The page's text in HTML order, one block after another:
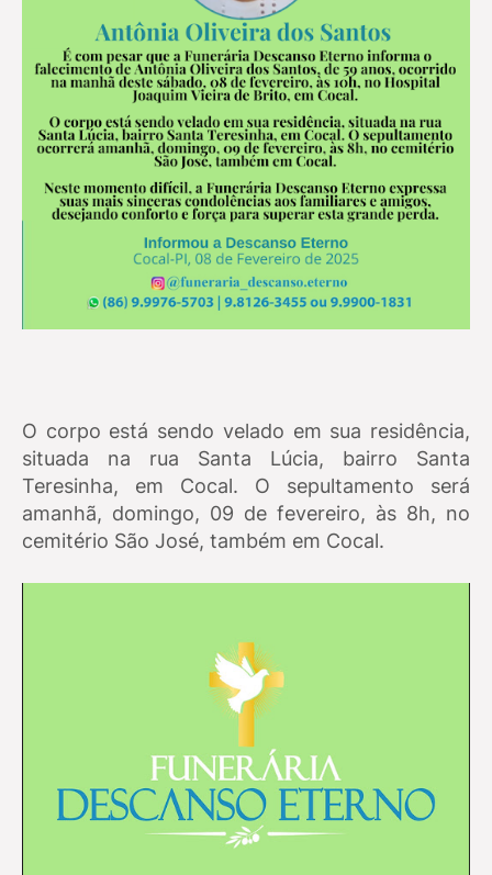
O corpo está sendo velado em sua residência,
situada na rua Santa Lúcia, bairro Santa
Teresinha, em Cocal. O sepultamento será
amanhã, domingo, 09 de fevereiro, às 8h, no
cemitério São José, também em Cocal.